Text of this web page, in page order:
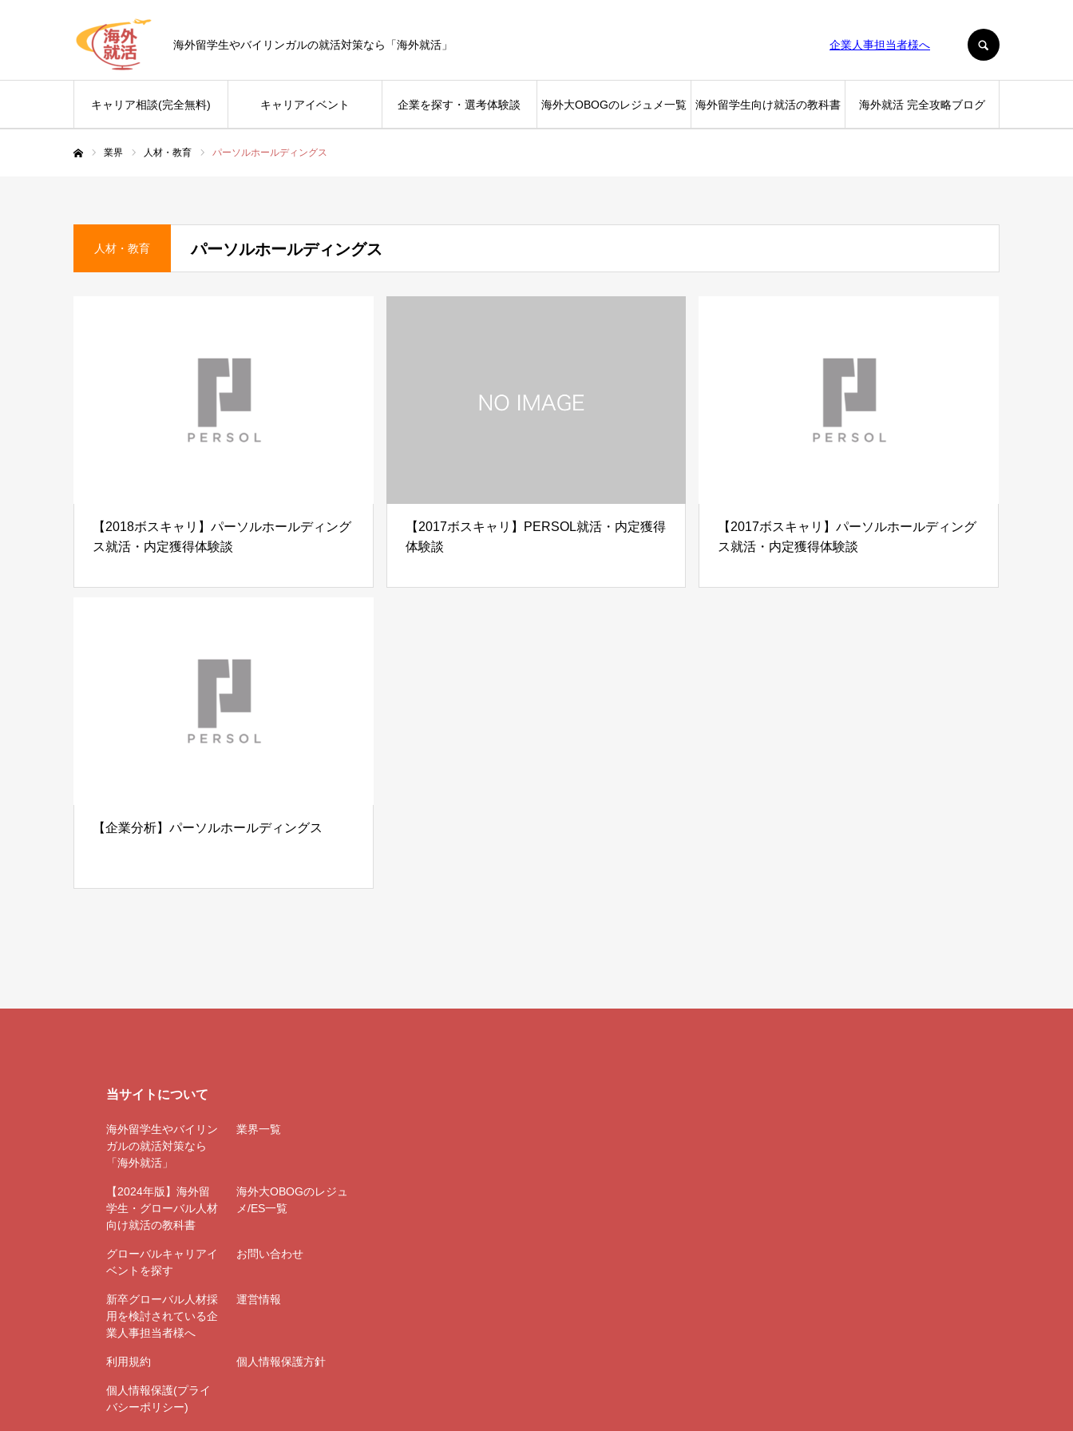
海外留学生やバイリンガルの就活対策なら「海外就活」 企業人事担当者様へ
キャリア相談(完全無料) キャリアイベント 企業を探す・選考体験談 海外大OBOGのレジュメ一覧 海外留学生向け就活の教科書 海外就活 完全攻略ブログ
業界 人材・教育 パーソルホールディングス
人材・教育 パーソルホールディングス
【2018ボスキャリ】パーソルホールディング
ス就活・内定獲得体験談
【2017ボスキャリ】PERSOL就活・内定獲得
体験談
【2017ボスキャリ】パーソルホールディング
ス就活・内定獲得体験談
【企業分析】パーソルホールディングス
当サイトについて
海外留学生やバイリン
ガルの就活対策なら
「海外就活」
業界一覧
【2024年版】海外留
学生・グローバル人材
向け就活の教科書
海外大OBOGのレジュ
メ/ES一覧
グローバルキャリアイ
ベントを探す
お問い合わせ
新卒グローバル人材採
用を検討されている企
業人事担当者様へ
運営情報
利用規約 個人情報保護方針
個人情報保護(プライ
バシーポリシー)